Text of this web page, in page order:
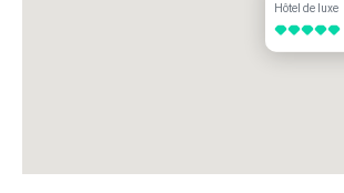
Hôtel de luxe
5 sur 5